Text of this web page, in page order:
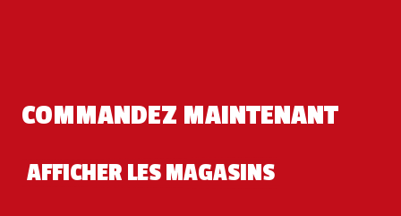
COMMANDEZ MAINTENANT
AFFICHER LES MAGASINS